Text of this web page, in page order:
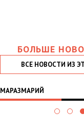
БОЛЬШЕ
ВСЕ НОВОСТИ ИЗ
МАРАЗМАРИЙ